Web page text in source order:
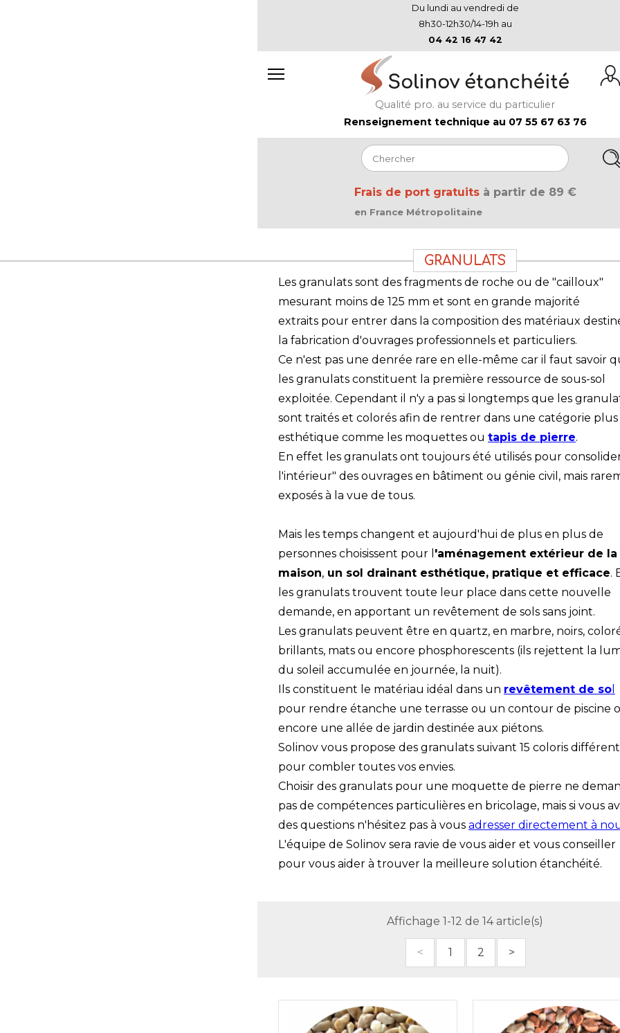
Du lundi au vendredi de
8h30-12h30/14-19h au
04 42 16 47 42
Qualité pro. au service du particulier
Renseignement technique au 07 55 67 63 76
Frais de port gratuitsà partir de 89 €
en France Métropolitaine
GRANULATS
Les granulats sont des fragments de roche ou de "cailloux"
mesurant moins de 125 mm et sont en grande majorité
extraits pour entrer dans la composition des matériaux
la fabrication d'ouvrages professionnels et particuliers.
Ce n'est pas une denrée rare en elle-même car il faut savoir
les granulats constituent la première ressource de sous-sol
exploitée. Cependant il n'y a pas si longtemps que les
sont traités et colorés afin de rentrer dans une catégorie plus
esthétique comme les moquettes ou tapis de pierre.
En effet les granulats ont toujours été utilisés pour
l'intérieur" des ouvrages en bâtiment ou génie civil, mais
exposés à la vue de tous.
Mais les temps changent et aujourd'hui de plus en plus de
personnes choisissent pour l 'aménagement extérieur de la
maison, un sol drainant esthétique, pratique et efficace.
les granulats trouvent toute leur place dans cette nouvelle
demande, en apportant un revêtement de sols sans joint.
Les granulats peuvent être en quartz, en marbre, noirs,
brillants, mats ou encore phosphorescents (ils rejettent la
du soleil accumulée en journée, la nuit).
Ils constituent le matériau idéal dans un revêtement de so
pour rendre étanche une terrasse ou un contour de piscine
encore une allée de jardin destinée aux piétons.
Solinov vous propose des granulats suivant 15 coloris
pour combler toutes vos envies.
Choisir des granulats pour une moquette de pierre ne
pas de compétences particulières en bricolage, mais si vous
des questions n'hésitez pas à vous adresser directement à
L'équipe de Solinov sera ravie de vous aider et vous conseiller
pour vous aider à trouver la meilleure solution étanchéité.
Affichage 1-12 de 14 article(s)
< 1 2 >